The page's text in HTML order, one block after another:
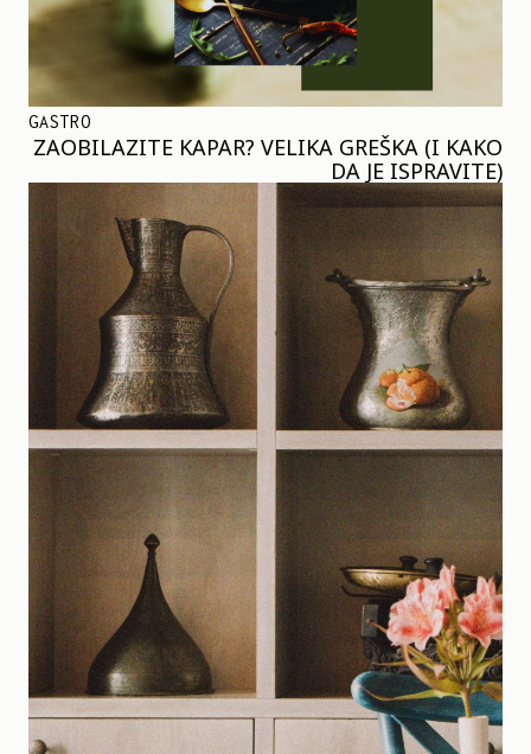
GASTRO
ZAOBILAZITE KAPAR? VELIKA GREŠKA (I KAKO
DA JE ISPRAVITE)